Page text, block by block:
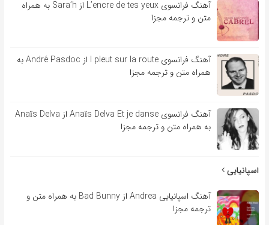
آهنگ فرانسوی L’encre de tes yeux از Sara’h به همراه
متن و ترجمه مجزا
آهنگ فرانسوی l pleut sur la route از André Pasdoc به
همراه متن و ترجمه مجزا
آهنگ فرانسوی Anaïs Delva Et je danse از Anaïs Delva
به همراه متن و ترجمه مجزا
اسپانیایی
آهنگ اسپانیایی Andrea از Bad Bunny به همراه متن و
ترجمه مجزا